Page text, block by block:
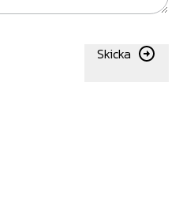
Skicka